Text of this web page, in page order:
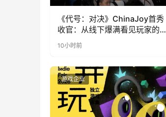
《代号：对决》ChinaJoy首秀
收官：从线下爆满看见玩家的真
实期待
10小时前
游戏企业